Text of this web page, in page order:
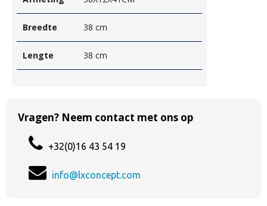
Breedte 38 cm
Lengte 38 cm
Vragen? Neem contact met ons op
+32(0)16 43 54 19
info@lxconcept.com